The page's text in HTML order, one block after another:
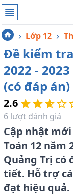
Lớp 12
Đề kiểm
2022 -
(có đáp án)
Cập nhật
Toán 12 năm
Quảng Trị có
tiết. Hỗ trợ
đạt hiệu quả.
2.6
6 lượt đánh giá